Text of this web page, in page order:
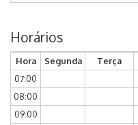
Horários
Hora Segunda Terça
07:00
08:00
09:00